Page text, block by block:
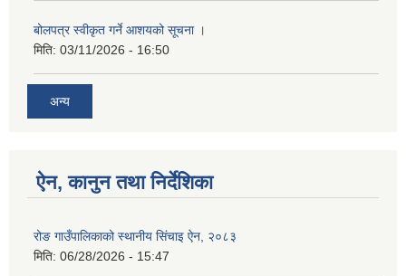
बोलपत्र स्वीकृत गर्ने आशयको सूचना ।
मिति: 03/11/2026 - 16:50
अन्य
ऐन, कानुन तथा निर्देशिका
रोङ गाउँपालिकाको स्थानीय सिंचाइ ऐन, २०८३
मिति: 06/28/2026 - 15:47